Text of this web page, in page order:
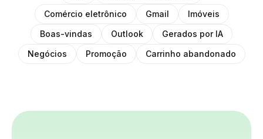
Comércio eletrônico
Gmail
Imóveis
Boas-vindas
Outlook
Gerados por IA
Negócios
Promoção Carrinho abandonado